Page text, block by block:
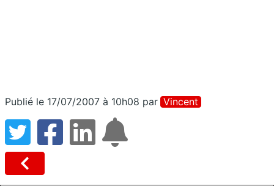
Publié le 17/07/2007 à 10h08 par Vincent